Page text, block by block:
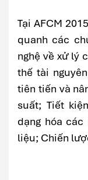
Tại AFCM
quanh các
nghệ về xử lý
thế tài
tiên tiến và
suất; Tiết
dạng hóa
liệu; Chiến